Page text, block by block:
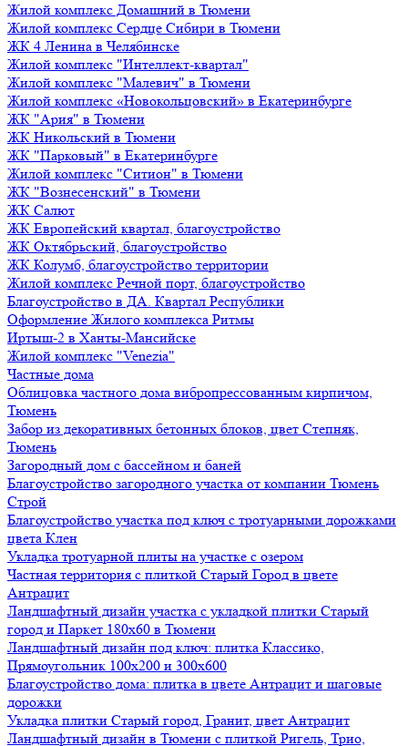
Жилой комплекс Домашний в Тюмени
Жилой комплекс Сердце Сибири в Тюмени
ЖК 4 Ленина в Челябинске
Жилой комплекс "Интеллект-квартал"
Жилой комплекс "Малевич" в Тюмени
Жилой комплекс «Новокольцовский» в Екатеринбурге
ЖК "Ария" в Тюмени
ЖК Никольский в Тюмени
ЖК "Парковый" в Екатеринбурге
Жилой комплекс "Ситион" в Тюмени
ЖК "Вознесенский" в Тюмени
ЖК Салют
ЖК Европейский квартал, благоустройство
ЖК Октябрьский, благоустройство
ЖК Колумб, благоустройство территории
Жилой комплекс Речной порт, благоустройство
Благоустройство в ДА. Квартал Республики
Оформление Жилого комплекса Ритмы
Иртыш-2 в Ханты-Мансийске
Жилой комплекс "Venezia"
Частные дома
Облицовка частного дома вибропрессованным кирпичом,
Тюмень
Забор из декоративных бетонных блоков, цвет Степняк,
Тюмень
Загородный дом с бассейном и баней
Благоустройство загородного участка от компании Тюмень
Строй
Благоустройство участка под ключ с тротуарными дорожками
цвета Клен
Укладка тротуарной плиты на участке с озером
Частная территория с плиткой Старый Город в цвете
Антрацит
Ландшафтный дизайн участка с укладкой плитки Старый
город и Паркет 180х60 в Тюмени
Ландшафтный дизайн под ключ: плитка Классико,
Прямоугольник 100х200 и 300х600
Благоустройство дома: плитка в цвете Антрацит и шаговые
дорожки
Укладка плитки Старый город, Гранит, цвет Антрацит
Ландшафтный дизайн в Тюмени с плиткой Ригель, Трио,